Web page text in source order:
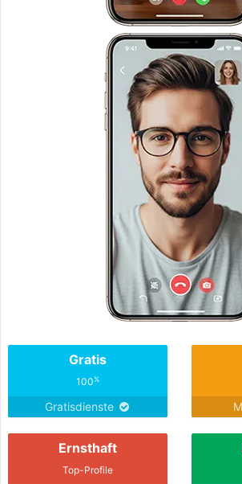
Gratis
100%
Gratisdienste
Ernsthaft
Top-Profile